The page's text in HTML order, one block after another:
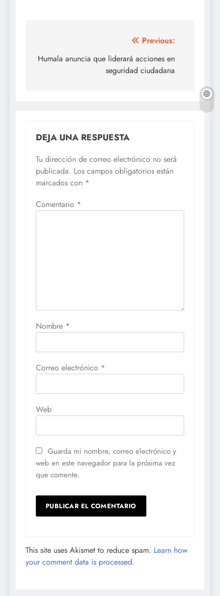
de
Previous:
Humala anuncia que liderará acciones en
seguridad ciudadana
DEJA UNA RESPUESTA
Tu dirección de correo electrónico no será
publicada. Los campos obligatorios están
marcados con *
Comentario *
Nombre *
Correo electrónico *
Web
Guarda mi nombre, correo electrónico y
web en este navegador para la próxima vez
que comente.
This site uses Akismet to reduce spam. Learn how
your comment data is processed.